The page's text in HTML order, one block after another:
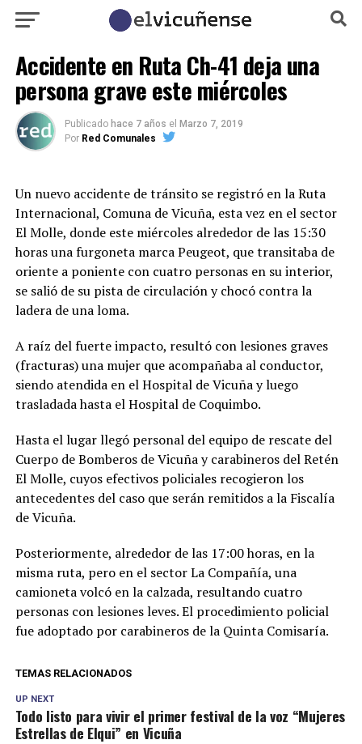
Accidente en Ruta Ch-41 deja una
persona grave este miércoles
Publicado hace 7 años el Marzo 7, 2019
Por Red Comunales
Un nuevo accidente de tránsito se registró en la Ruta
Internacional, Comuna de Vicuña, esta vez en el sector
El Molle, donde este miércoles alrededor de las 15:30
horas una furgoneta marca Peugeot, que transitaba de
oriente a poniente con cuatro personas en su interior,
se salió de su pista de circulación y chocó contra la
ladera de una loma.
A raíz del fuerte impacto, resultó con lesiones graves
(fracturas) una mujer que acompañaba al conductor,
siendo atendida en el Hospital de Vicuña y luego
trasladada hasta el Hospital de Coquimbo.
Hasta el lugar llegó personal del equipo de rescate del
Cuerpo de Bomberos de Vicuña y carabineros del Retén
El Molle, cuyos efectivos policiales recogieron los
antecedentes del caso que serán remitidos a la Fiscalía
de Vicuña.
Posteriormente, alrededor de las 17:00 horas, en la
misma ruta, pero en el sector La Compañía, una
camioneta volcó en la calzada, resultando cuatro
personas con lesiones leves. El procedimiento policial
fue adoptado por carabineros de la Quinta Comisaría.
TEMAS RELACIONADOS
UP NEXT
Todo listo para vivir el primer festival de la voz “Mujeres
Estrellas de Elqui” en Vicuña